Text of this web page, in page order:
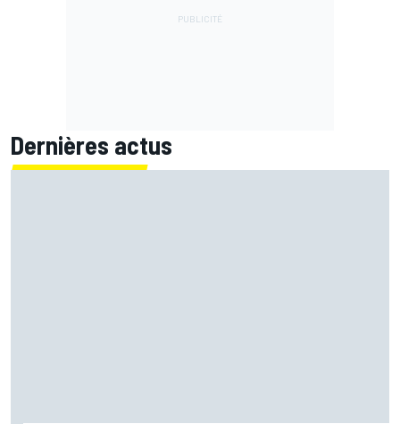
Dernières actus